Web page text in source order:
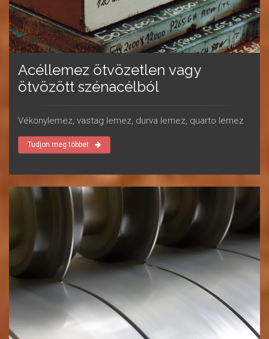
Acéllemez ötvözetlen vagy
ötvözött szénacélból
Vékonylemez, vastag lemez, durva lemez, quarto lemez
Tudjon meg többet